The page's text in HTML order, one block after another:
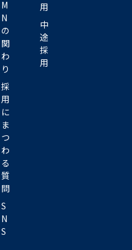
M
N
の
関
わ
り
採
用
に
ま
つ
わ
る
質
問
S
N
S
用
中
途
採
用